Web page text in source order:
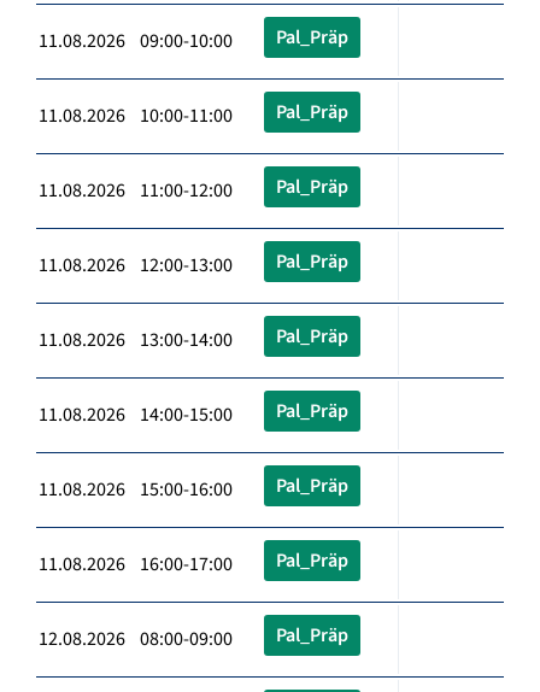
11.08.2026 09:00-10:00 Pal_Präp
11.08.2026 10:00-11:00 Pal_Präp
11.08.2026 11:00-12:00 Pal_Präp
11.08.2026 12:00-13:00 Pal_Präp
11.08.2026 13:00-14:00 Pal_Präp
11.08.2026 14:00-15:00 Pal_Präp
11.08.2026 15:00-16:00 Pal_Präp
11.08.2026 16:00-17:00 Pal_Präp
12.08.2026 08:00-09:00 Pal_Präp